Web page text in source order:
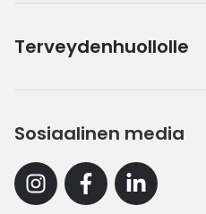
Terveydenhuollolle
Sosiaalinen media
InstagramFacebookLinkedin